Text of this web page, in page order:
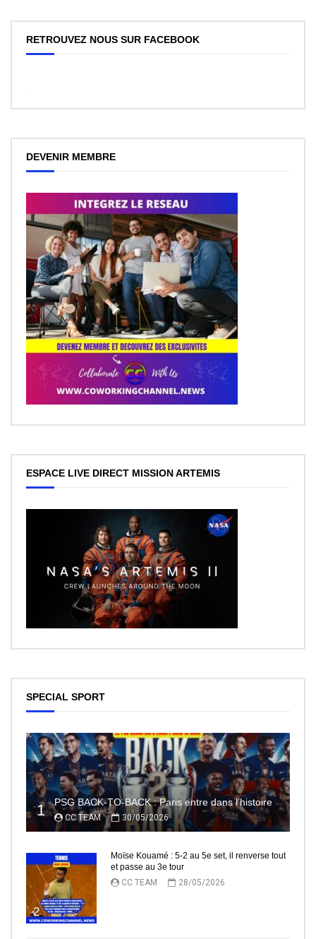
RETROUVEZ NOUS SUR FACEBOOK
DEVENIR MEMBRE
ESPACE LIVE DIRECT MISSION ARTEMIS
SPECIAL SPORT
1 PSG BACK-TO-BACK : Paris entre dans l’histoire
CC TEAM 30/05/2026
2
Moïse Kouamé : 5-2 au 5e set, il renverse tout
et passe au 3e tour
CC TEAM
28/05/2026